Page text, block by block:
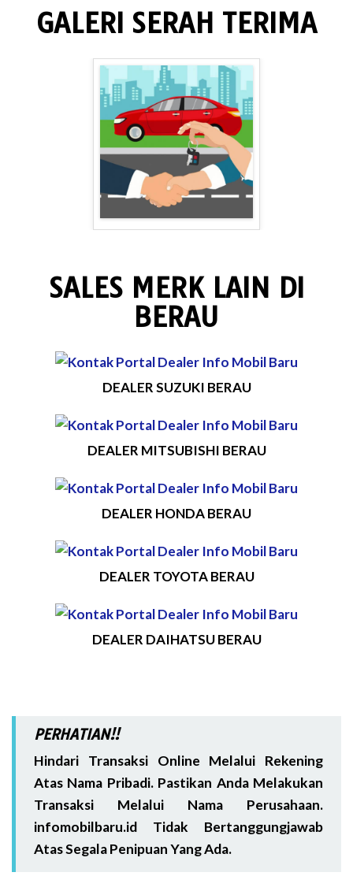
GALERI SERAH TERIMA
SALES MERK LAIN DI
BERAU
DEALER SUZUKI BERAU
DEALER MITSUBISHI BERAU
DEALER HONDA BERAU
DEALER TOYOTA BERAU
DEALER DAIHATSU BERAU
PERHATIAN!!
Hindari Transaksi Online Melalui Rekening
Atas Nama Pribadi. Pastikan Anda Melakukan
Transaksi Melalui Nama Perusahaan.
infomobilbaru.id Tidak Bertanggungjawab
Atas Segala Penipuan Yang Ada.